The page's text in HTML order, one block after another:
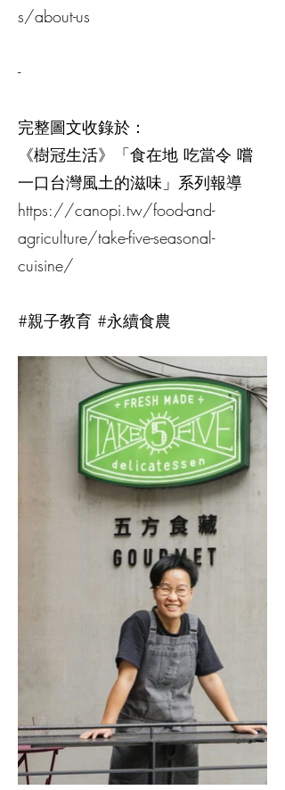
s/about-us
-
完整圖文收錄於：
《樹冠生活》「食在地 吃當令 嚐
一口台灣風土的滋味」系列報導
https://canopi.tw/food-and-
agriculture/take-five-seasonal-
cuisine/
#親子教育 #永續食農